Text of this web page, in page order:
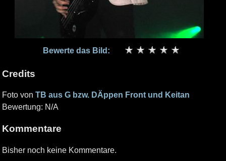
Bewerte das Bild:
Credits
Foto von TB aus G bzw. DÄppen Front und Keitan
Bewertung: N/A
Kommentare
Bisher noch keine Kommentare.